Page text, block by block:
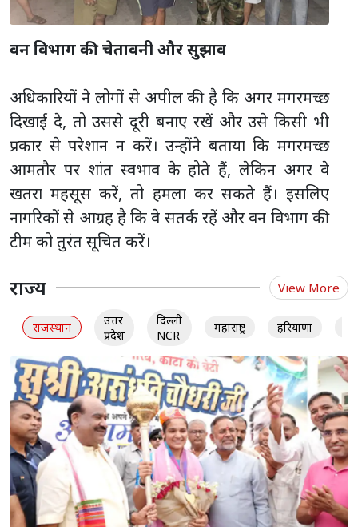
वन विभाग की चेतावनी और सुझाव
अधिकारियों ने लोगों से अपील की है कि अगर मगरमच्छ
दिखाई दे, तो उससे दूरी बनाए रखें और उसे किसी भी
प्रकार से परेशान न करें। उन्होंने बताया कि मगरमच्छ
आमतौर पर शांत स्वभाव के होते हैं, लेकिन अगर वे
खतरा महसूस करें, तो हमला कर सकते हैं। इसलिए
नागरिकों से आग्रह है कि वे सतर्क रहें और वन विभाग की
टीम को तुरंत सूचित करें।
राज्य View More
राजस्थान
उत्तर
प्रदेश
दिल्ली
NCR
महाराष्ट्र हरियाणा